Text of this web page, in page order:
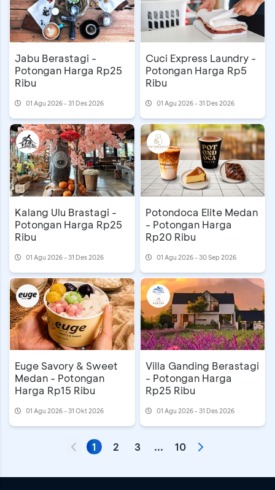
Jabu Berastagi -
Potongan Harga Rp25
Ribu
01 Agu 2026 - 31 Des 2026
Cuci Express Laundry -
Potongan Harga Rp5
Ribu
01 Agu 2026 - 31 Des 2026
Kalang Ulu Brastagi -
Potongan Harga Rp25
Ribu
01 Agu 2026 - 31 Des 2026
Potondoca Elite Medan
- Potongan Harga
Rp20 Ribu
01 Agu 2026 - 30 Sep 2026
Euge Savory & Sweet
Medan - Potongan
Harga Rp15 Ribu
01 Agu 2026 - 31 Okt 2026
Villa Ganding Berastagi
- Potongan Harga
Rp25 Ribu
01 Agu 2026 - 31 Des 2026
1 2 3 ... 10